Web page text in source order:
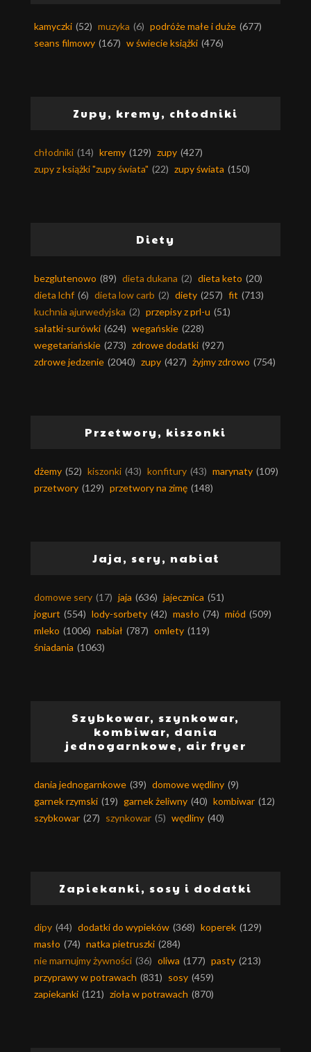
kamyczki (52) muzyka (6) podróże małe i duże (677)
seans filmowy (167) w świecie książki (476)
Zupy, kremy, chłodniki
chłodniki (14) kremy (129) zupy (427)
zupy z książki "zupy świata" (22) zupy świata (150)
Diety
bezglutenowo (89) dieta dukana (2) dieta keto (20)
dieta lchf (6) dieta low carb (2) diety (257) fit (713)
kuchnia ajurwedyjska (2) przepisy z prl-u (51)
sałatki-surówki (624) wegańskie (228)
wegetariańskie (273) zdrowe dodatki (927)
zdrowe jedzenie (2040) zupy (427) żyjmy zdrowo (754)
Przetwory, kiszonki
dżemy (52) kiszonki (43) konfitury (43) marynaty (109)
przetwory (129) przetwory na zimę (148)
Jaja, sery, nabiał
domowe sery (17) jaja (636) jajecznica (51)
jogurt (554) lody-sorbety (42) masło (74) miód (509)
mleko (1006) nabiał (787) omlety (119)
śniadania (1063)
Szybkowar, szynkowar,
kombiwar, dania
jednogarnkowe, air fryer
dania jednogarnkowe (39) domowe wędliny (9)
garnek rzymski (19) garnek żeliwny (40) kombiwar (12)
szybkowar (27) szynkowar (5) wędliny (40)
Zapiekanki, sosy i dodatki
dipy (44) dodatki do wypieków (368) koperek (129)
masło (74) natka pietruszki (284)
nie marnujmy żywności (36) oliwa (177) pasty (213)
przyprawy w potrawach (831) sosy (459)
zapiekanki (121) zioła w potrawach (870)